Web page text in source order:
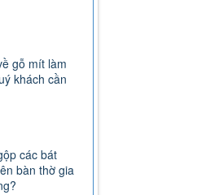
gỗ mít làm
khách cần
các bát
bàn thờ gia